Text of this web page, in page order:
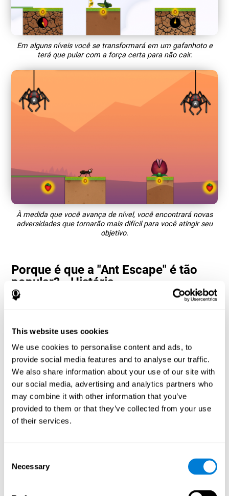
This website uses cookies
We use cookies to personalise content and ads, to
provide social media features and to analyse our traffic.
We also share information about your use of our site with
our social media, advertising and analytics partners who
may combine it with other information that you’ve
provided to them or that they’ve collected from your use
of their services.
Selection
Necessary
Em alguns níveis você se transformará em um gafanhoto e
terá que pular com a força certa para não cair.
À medida que você avança de nível, você encontrará novas
adversidades que tornarão mais difícil para você atingir seu
objetivo.
Porque é que a "Ant Escape" é tão
popular? - História
Ant Escape é considerado um jogo de aventura onde o usuário
clássicos da Nintendo para criar este jogo. O usuário tem que
possível para chegar ao formigueiro. Prepare-se para
experimentar um dos jogos mais divertidos de CogniFit, cheio de
obstáculos e desafios.
Como é que o jogo mental "Ant
Escape" melhora as minhas
capacidades cognitivas?
recuperar funções cognitivas enfraquecidas ou danificadas.
O jogo Ant Escape ajuda a exercitar estimativa, velocidade de
Estimular consistentemente essas habilidades pode ajudar a